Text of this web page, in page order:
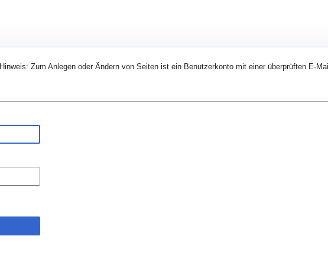
Hinweis: Zum Anlegen oder Ändern von Seiten ist ein Benutzerkonto mit einer überprüften E-